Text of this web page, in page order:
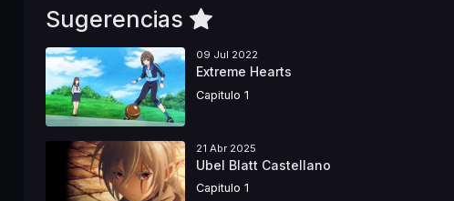
Sugerencias
09 Jul 2022
Extreme Hearts
Capitulo 1
21 Abr 2025
Ubel Blatt Castellano
Capitulo 1